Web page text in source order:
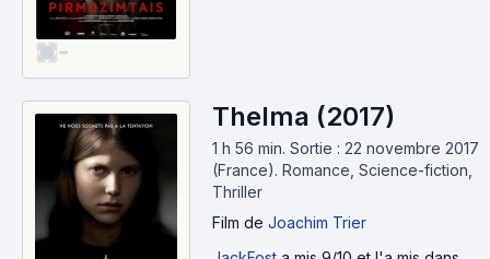
-
Thelma (2017)
1 h 56 min. Sortie : 22 novembre 2017
(France). Romance, Science-fiction,
Thriller
Film de Joachim Trier